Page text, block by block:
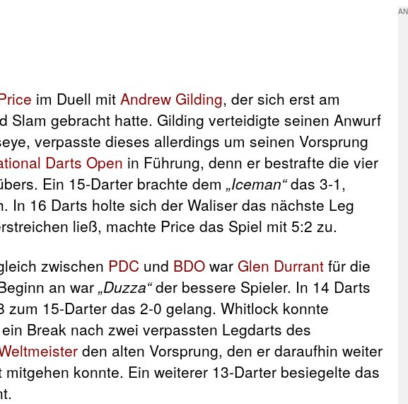
im Duell mit Andrew Gilding, der sich erst am
Slam gebracht hatte. Gilding verteidigte seinen Anwurf
verpasste dieses allerdings um seinen Vorsprung
Darts Open in Führung, denn er bestrafte die vier
Ein 15-Darter brachte dem „Iceman“das 3-1,
In 16 Darts holte sich der Waliser das nächste Leg
ließ, machte Price das Spiel mit 5:2 zu.
zwischen PDC und BDO war Glen Durrant für die
an war „Duzza“der bessere Spieler. In 14 Darts
15-Darter das 2-0 gelang. Whitlock konnte
Break nach zwei verpassten Legdarts des
den alten Vorsprung, den er daraufhin weiter
konnte. Ein weiterer 13-Darter besiegelte das